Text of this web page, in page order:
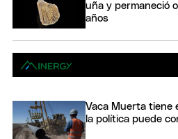
uña y permaneció
años
Vaca Muerta tiene
la política puede